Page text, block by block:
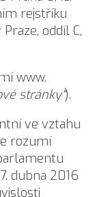
rejstříku
oddíl C,
www.
stránky“).
ve vztahu
rozumí
dubna 2016